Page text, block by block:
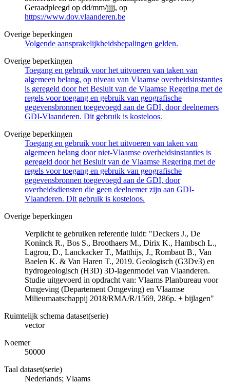
Geraadpleegd op dd/mm/jjjj, op
https://www.dov.vlaanderen.be
Overige beperkingen
Volgende aansprakelijkheidsbepalingen gelden.
Overige beperkingen
Toegang en gebruik voor het uitvoeren van taken van
algemeen belang, op niveau van Vlaamse overheidsinstanties
is geregeld door het Besluit van de Vlaamse Regering met de
regels voor toegang en gebruik van geografische
gegevensbronnen toegevoegd aan de GDI, door deelnemers
GDI-Vlaanderen. Dit gebruik is kosteloos.
Overige beperkingen
Toegang en gebruik voor het uitvoeren van taken van
algemeen belang door niet-Vlaamse overheidsinstanties is
geregeld door het Besluit van de Vlaamse Regering met de
regels voor toegang en gebruik van geografische
gegevensbronnen toegevoegd aan de GDI, door
overheidsdiensten die geen deelnemer zijn aan GDI-
Vlaanderen. Dit gebruik is kosteloos.
Overige beperkingen
Verplicht te gebruiken referentie luidt: "Deckers J., De
Koninck R., Bos S., Broothaers M., Dirix K., Hambsch L.,
Lagrou, D., Lanckacker T., Matthijs, J., Rombaut B., Van
Baelen K. & Van Haren T., 2019. Geologisch (G3Dv3) en
hydrogeologisch (H3D) 3D-lagenmodel van Vlaanderen.
Studie uitgevoerd in opdracht van: Vlaams Planbureau voor
Omgeving (Departement Omgeving) en Vlaamse
Milieumaatschappij 2018/RMA/R/1569, 286p. + bijlagen"
Ruimtelijk schema dataset(serie)
vector
Noemer
50000
Taal dataset(serie)
Nederlands; Vlaams